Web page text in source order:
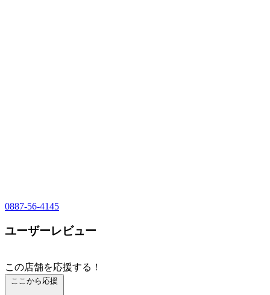
0887-56-4145
ユーザーレビュー
この店舗を応援する！
ここから応援